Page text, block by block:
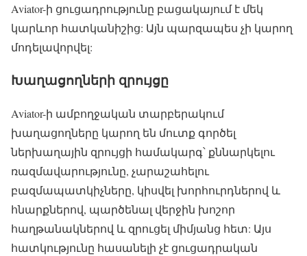
Aviator-ի ցուցադրությունը բացակայում է մեկ
կարևոր հատկանիշից: Այն պարզապես չի կարող
մոդելավորվել:
Խաղացողների զրույցը
Aviator-ի ամբողջական տարբերակում
խաղացողները կարող են մուտք գործել
ներխաղային զրույցի համակարգ՝ քննարկելու
ռազմավարությունը, չարաշահելու
բազմապատկիչները, կիսվել խորհուրդներով և
հնարքներով, պարծենալ վերջին խոշոր
հաղթանակներով և զրուցել միմյանց հետ: Այս
հատկությունը հասանելի չէ ցուցադրական